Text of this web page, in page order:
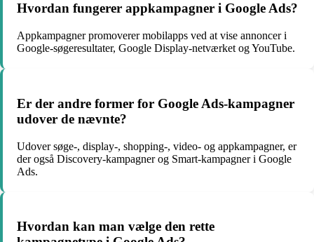
Hvordan fungerer appkampagner i Google Ads?
Appkampagner promoverer mobilapps ved at vise annoncer i
Google-søgeresultater, Google Display-netværket og YouTube.
Er der andre former for Google Ads-kampagner
udover de nævnte?
Udover søge-, display-, shopping-, video- og appkampagner, er
der også Discovery-kampagner og Smart-kampagner i Google
Ads.
Hvordan kan man vælge den rette